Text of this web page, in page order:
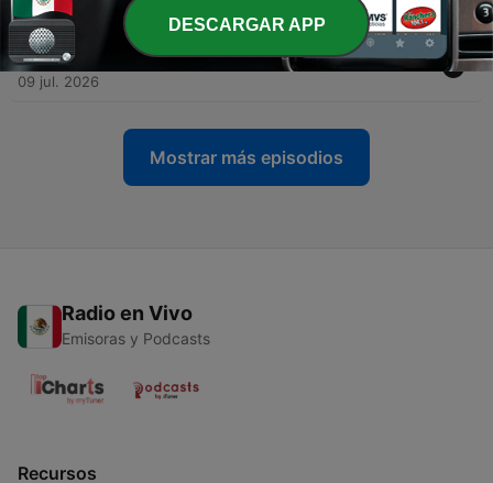
16 jul. 2026
282 - Rebanada 84 - Deja de explicarte
09 jul. 2026
Mostrar más episodios
Radio en Vivo
Emisoras y Podcasts
Recursos
DESCARGAR APP